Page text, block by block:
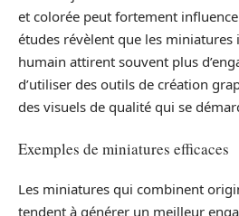
et colorée peut fortement
études révèlent que les
humain attirent souvent plus
d’utiliser des outils de création
des visuels de qualité qui se
Exemples de miniatures efficaces
Les miniatures qui combinent
tendent à générer un meilleur